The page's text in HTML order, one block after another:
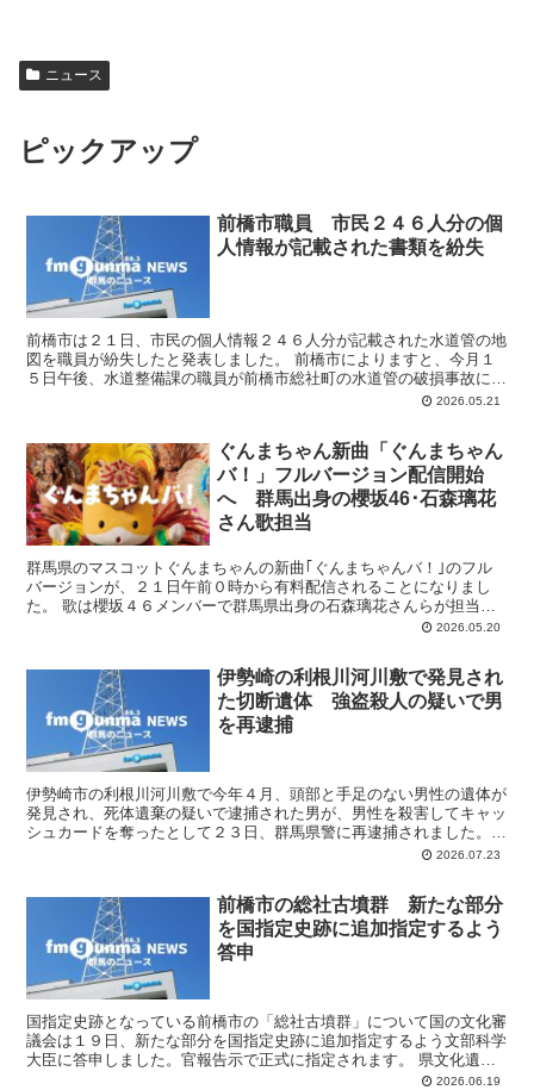
ニュース
ピックアップ
前橋市職員 市民２４６人分の個
人情報が記載された書類を紛失
前橋市は２１日、市民の個人情報２４６人分が記載された水道管の地
図を職員が紛失したと発表しました。 前橋市によりますと、今月１
５日午後、水道整備課の職員が前橋市総社町の水道管の破損事故に緊
急対応するため、水道使用者の名前や住所などが記載された...2026.05.21
ぐんまちゃん新曲「ぐんまちゃん
バ！」フルバージョン配信開始
へ 群馬出身の櫻坂46･石森璃花
さん歌担当
群馬県のマスコットぐんまちゃんの新曲｢ぐんまちゃんバ！｣のフル
バージョンが、２１日午前０時から有料配信されることになりまし
た。 歌は櫻坂４６メンバーで群馬県出身の石森璃花さんらが担当
し、作詞・作曲は高崎市出身の多胡邦夫さんが手がけました。 ...
2026.05.20
伊勢崎の利根川河川敷で発見され
た切断遺体 強盗殺人の疑いで男
を再逮捕
伊勢崎市の利根川河川敷で今年４月、頭部と手足のない男性の遺体が
発見され、死体遺棄の疑いで逮捕された男が、男性を殺害してキャッ
シュカードを奪ったとして２３日、群馬県警に再逮捕されました。
強盗殺人の疑いで逮捕されたのは埼玉県本庄市のパート従業...2026.07.23
前橋市の総社古墳群 新たな部分
を国指定史跡に追加指定するよう
答申
国指定史跡となっている前橋市の「総社古墳群」について国の文化審
議会は１９日、新たな部分を国指定史跡に追加指定するよう文部科学
大臣に答申しました。官報告示で正式に指定されます。 県文化遺産
課によりますと、総社古墳群は５世紀後半から７世紀後半の...2026.06.19